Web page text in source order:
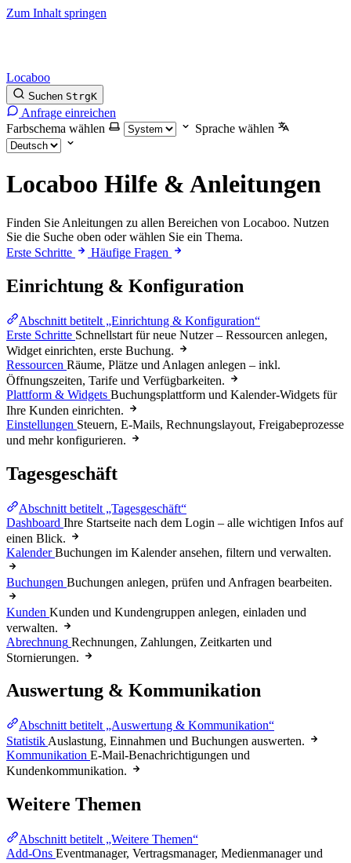
Zum Inhalt springen
Locaboo
Suchen StrgK
Anfrage einreichen
Farbschema wählen
Sprache wählen
Locaboo Hilfe & Anleitungen
Finden Sie Anleitungen zu allen Bereichen von Locaboo. Nutzen
Sie die Suche oben oder wählen Sie ein Thema.
Erste Schritte
Häufige Fragen
Einrichtung & Konfiguration
Abschnitt betitelt „Einrichtung & Konfiguration“
Erste Schritte Schnellstart für neue Nutzer – Ressourcen anlegen,
Widget einrichten, erste Buchung.
Ressourcen Räume, Plätze und Anlagen anlegen – inkl.
Öffnungszeiten, Tarife und Verfügbarkeiten.
Plattform & Widgets Buchungsplattform und Kalender-Widgets für
Ihre Kunden einrichten.
Einstellungen Steuern, E-Mails, Rechnungslayout, Freigabeprozesse
und mehr konfigurieren.
Tagesgeschäft
Abschnitt betitelt „Tagesgeschäft“
Dashboard Ihre Startseite nach dem Login – alle wichtigen Infos auf
einen Blick.
Kalender Buchungen im Kalender ansehen, filtern und verwalten.
Buchungen Buchungen anlegen, prüfen und Anfragen bearbeiten.
Kunden Kunden und Kundengruppen anlegen, einladen und
verwalten.
Abrechnung Rechnungen, Zahlungen, Zeitkarten und
Stornierungen.
Auswertung & Kommunikation
Abschnitt betitelt „Auswertung & Kommunikation“
Statistik Auslastung, Einnahmen und Buchungen auswerten.
Kommunikation E-Mail-Benachrichtigungen und
Kundenkommunikation.
Weitere Themen
Abschnitt betitelt „Weitere Themen“
Add-Ons Eventmanager, Vertragsmanager, Medienmanager und